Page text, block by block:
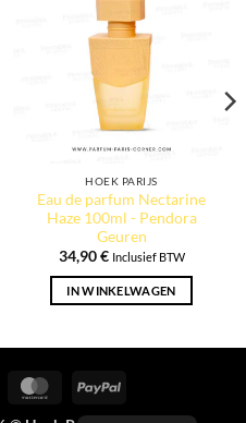
HOEK PARIJS
Eau de parfum Nectarine
Haze 100ml - Pendora
Geuren
34,90€ Inclusief BTW
IN WINKELWAGEN
MasterCardPayPal